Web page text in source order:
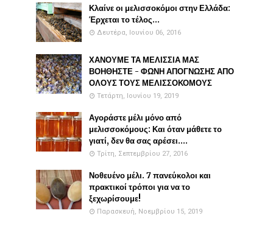
Κλαίνε οι μελισσοκόμοι στην Ελλάδα:
Έρχεται το τέλος...
Δευτέρα, Ιουνίου 06, 2016
ΧΑΝΟΥΜΕ ΤΑ ΜΕΛΙΣΣΙΑ ΜΑΣ
ΒΟΗΘΗΣΤΕ - ΦΩΝΗ ΑΠΟΓΝΩΣΗΣ ΑΠΟ
ΟΛΟΥΣ ΤΟΥΣ ΜΕΛΙΣΣΟΚΟΜΟΥΣ
Τετάρτη, Ιουνίου 19, 2019
Αγοράστε μέλι μόνο από
μελισσοκόμους: Και όταν μάθετε το
γιατί, δεν θα σας αρέσει....
Τρίτη, Σεπτεμβρίου 27, 2016
Νοθευένο μέλι. 7 πανεύκολοι και
πρακτικοί τρόποι για να το
ξεχωρίσουμε!
Παρασκευή, Νοεμβρίου 15, 2019